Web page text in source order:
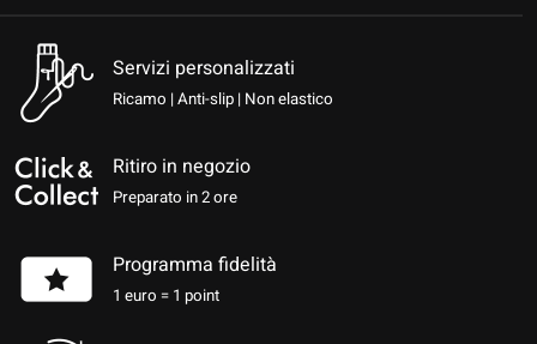
Servizi personalizzati
Ricamo | Anti-slip | Non elastico
Ritiro in negozio
Preparato in 2 ore
Programma fidelità
1 euro = 1 point